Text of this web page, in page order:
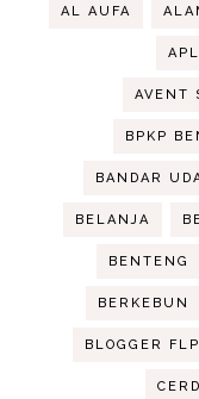
AL AUFA
AVENT
BPKP
BANDAR
BELANJA
BENTENG
BERKEBUN
BLOGGER FLP